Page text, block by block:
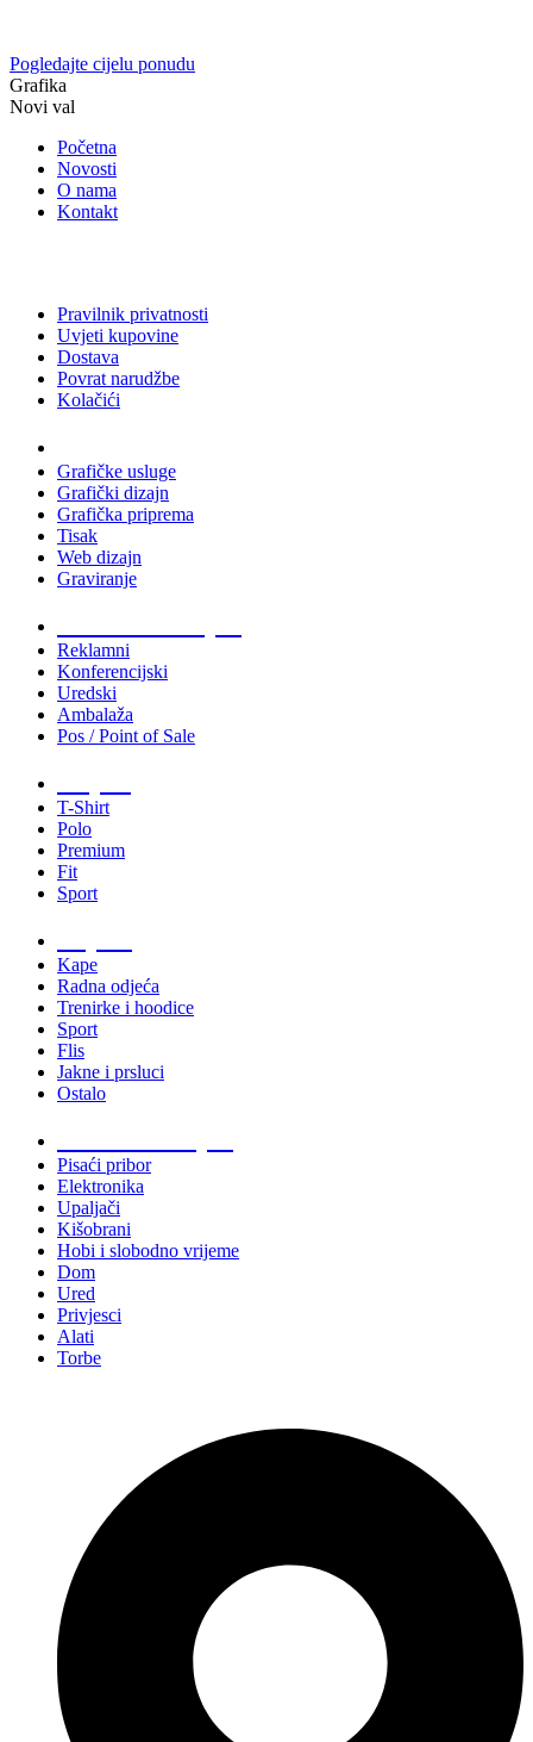
Pogledajte cijelu ponudu
Grafika
Novi val
Početna
Novosti
O nama
Kontakt
Pravilnik privatnosti
Uvjeti kupovine
Dostava
Povrat narudžbe
Kolačići
Grafičke usluge
Grafički dizajn
Grafička priprema
Tisak
Web dizajn
Graviranje
Reklamni
Konferencijski
Uredski
Ambalaža
Pos / Point of Sale
T-Shirt
Polo
Premium
Fit
Sport
Kape
Radna odjeća
Trenirke i hoodice
Sport
Flis
Jakne i prsluci
Ostalo
Pisaći pribor
Elektronika
Upaljači
Kišobrani
Hobi i slobodno vrijeme
Dom
Ured
Privjesci
Alati
Torbe